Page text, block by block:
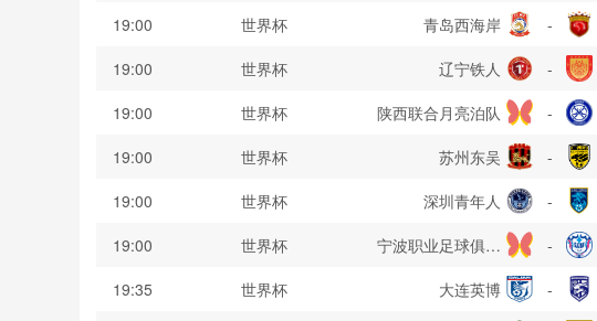
19:00
世界杯 青岛西海岸 -
19:00
世界杯 辽宁铁人 -
19:00
世界杯 陕西联合月亮泊队 -
19:00
世界杯 苏州东吴 -
19:00
世界杯 深圳青年人 -
19:00
世界杯
宁波职业足球俱乐
部
-
19:35
世界杯 大连英博 -